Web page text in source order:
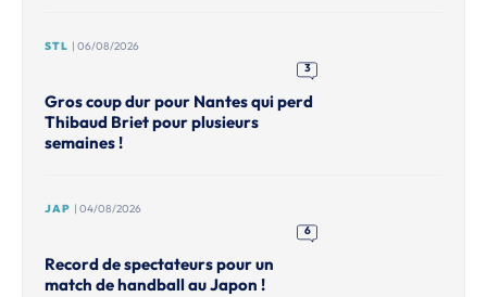
STL | 06/08/2026
3
Gros coup dur pour Nantes qui perd
Thibaud Briet pour plusieurs
semaines !
JAP | 04/08/2026
6
Record de spectateurs pour un
match de handball au Japon !